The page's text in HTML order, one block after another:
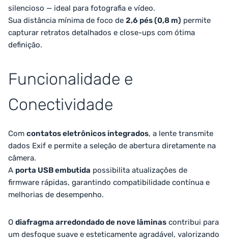
silencioso — ideal para fotografia e vídeo.
Sua distância mínima de foco de 2,6 pés (0,8 m) permite
capturar retratos detalhados e close-ups com ótima
definição.
Funcionalidade e
Conectividade
Com contatos eletrônicos integrados, a lente transmite
dados Exif e permite a seleção de abertura diretamente na
câmera.
A porta USB embutida possibilita atualizações de
firmware rápidas, garantindo compatibilidade contínua e
melhorias de desempenho.
O diafragma arredondado de nove lâminas contribui para
um desfoque suave e esteticamente agradável, valorizando